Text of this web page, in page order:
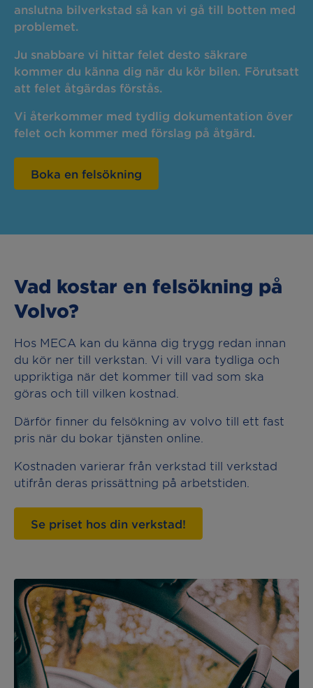
anslutna bilverkstad så kan vi gå till botten med
problemet.
Ju snabbare vi hittar felet desto säkrare
kommer du känna dig när du kör bilen. Förutsatt
att felet åtgärdas förstås.
Vi återkommer med tydlig dokumentation över
felet och kommer med förslag på åtgärd.
Boka en felsökning
Vad kostar en felsökning på
Volvo?
Hos MECA kan du känna dig trygg redan innan
du kör ner till verkstan. Vi vill vara tydliga och
uppriktiga när det kommer till vad som ska
göras och till vilken kostnad.
Därför finner du felsökning av volvo till ett fast
pris när du bokar tjänsten online.
Kostnaden varierar från verkstad till verkstad
utifrån deras prissättning på arbetstiden.
Se priset hos din verkstad!